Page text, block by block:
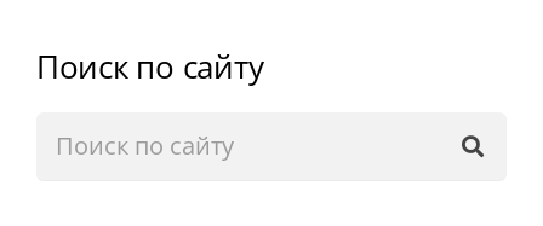
Поиск по сайту